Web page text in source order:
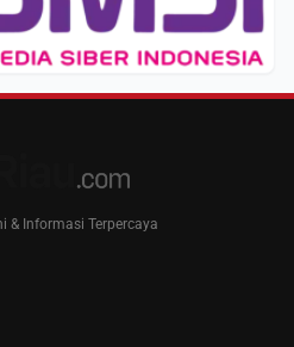
& Informasi Terpercaya